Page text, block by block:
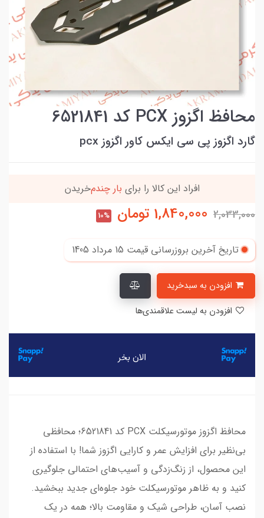
محافظ اگزوز PCX کد 6521841
گارد اگزوز پی سی ایکس کاور اگزوز pcx
افراد‌ این کالا را برای بار چندم‌خریدن
2,033,000
1,840,000 تومان 10%
تاریخ آخرین بروزرسانی قیمت 15 مرداد 1405
محافظ اگزوز موتورسیکلت PCX کد 6521841؛ محافظی
بی‌نظیر برای افزایش عمر و کارایی اگزوز شما! با استفاده از
این محصول، از زنگ‌زدگی و آسیب‌های احتمالی جلوگیری
کنید و به ظاهر موتورسیکلت خود جلوه‌ای جدید ببخشید.
نصب آسان، طراحی شیک و مقاومت بالا؛ همه در یک